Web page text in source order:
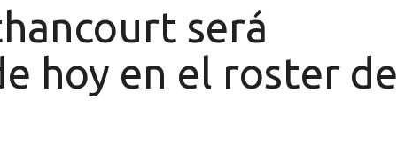
será
hoy en el roster de